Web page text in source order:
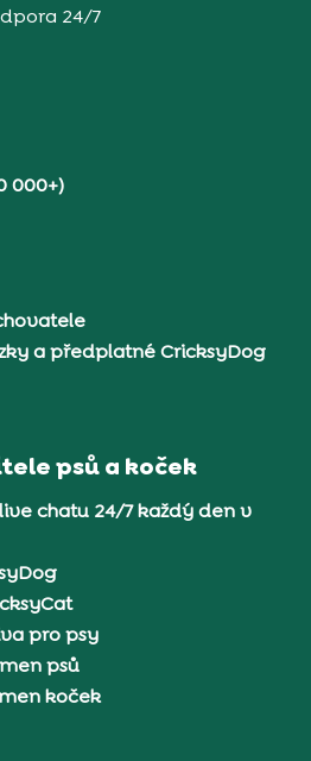
24/7
000+)
a předplatné CricksyDog
psů a koček
chatu 24/7 každý den v
pro psy
psů
koček